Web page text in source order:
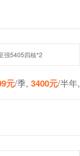
强5405四核*2
元/季, 3400元/半年,